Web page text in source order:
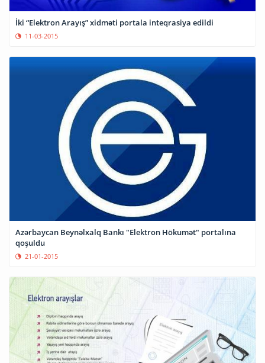
İki “Elektron Arayış” xidməti portala inteqrasiya edildi
11-03-2015
Azərbaycan Beynəlxalq Bankı "Elektron Hökumət" portalına
qoşuldu
21-01-2015